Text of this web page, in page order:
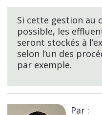
Si cette gestion au
possible, les
seront stockés à
selon l’un des
par exemple.
Par :